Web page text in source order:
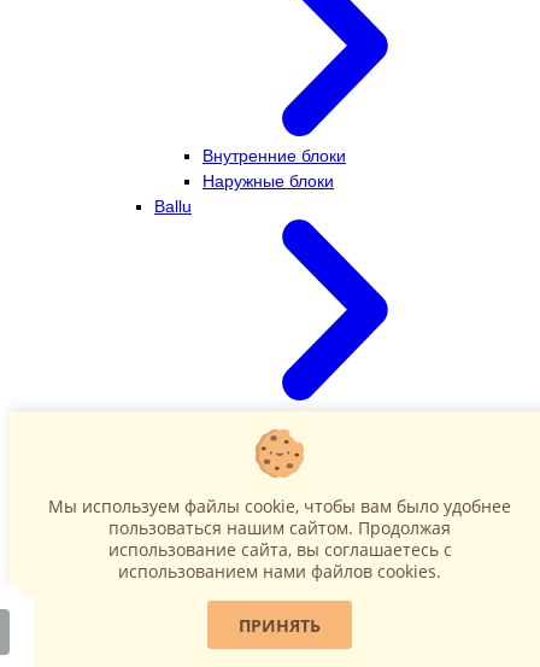
Внутренние блоки
Наружные блоки
Ballu
Наружные блоки
Мы используем файлы cookie, чтобы вам было удобнее
пользоваться нашим сайтом. Продолжая
использование сайта, вы соглашаетесь c
использованием нами файлов cookies.
ПРИНЯТЬ